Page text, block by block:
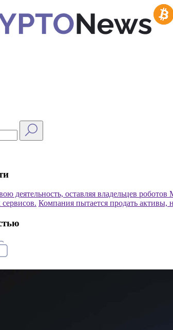
деятельность, оставляя владельцев
Компания пытается продать активы,